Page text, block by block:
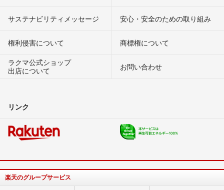
サステナビリティメッセージ 安心・安全のための取り組み
権利侵害について
商標権について
ラクマ公式ショップ
出店について
お問い合わせ
リンク
楽天のグループサービス